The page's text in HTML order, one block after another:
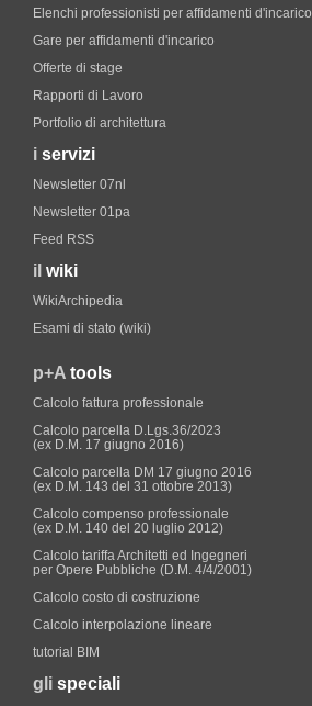
Elenchi professionisti per affidamenti d'incarico
Gare per affidamenti d'incarico
Offerte di stage
Rapporti di Lavoro
Portfolio di architettura
i servizi
Newsletter 07nl
Newsletter 01pa
Feed RSS
il wiki
WikiArchipedia
Esami di stato (wiki)
p+A tools
Calcolo fattura professionale
Calcolo parcella D.Lgs.36/2023
(ex D.M. 17 giugno 2016)
Calcolo parcella DM 17 giugno 2016
(ex D.M. 143 del 31 ottobre 2013)
Calcolo compenso professionale
(ex D.M. 140 del 20 luglio 2012)
Calcolo tariffa Architetti ed Ingegneri
per Opere Pubbliche (D.M. 4/4/2001)
Calcolo costo di costruzione
Calcolo interpolazione lineare
tutorial BIM
gli speciali